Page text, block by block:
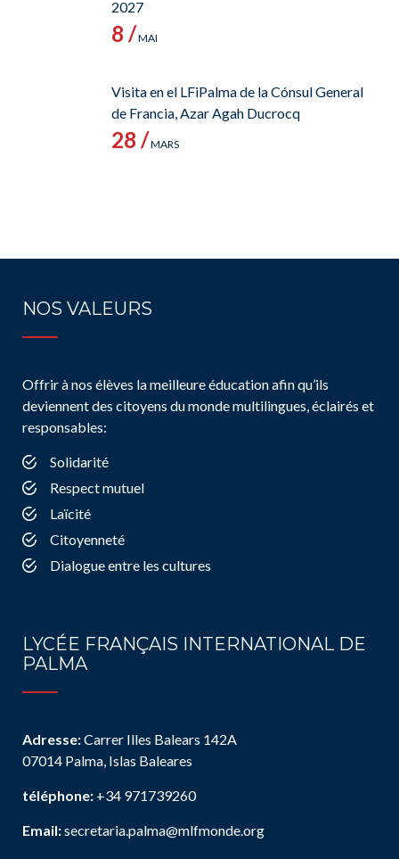
2027
8 /MAI
Visita en el LFiPalma de la Cónsul General
de Francia, Azar Agah Ducrocq
28 /MARS
NOS VALEURS
Offrir à nos élèves la meilleure éducation afin qu’ils
deviennent des citoyens du monde multilingues, éclairés et
responsables:
Solidarité
Respect mutuel
Laïcité
Citoyenneté
Dialogue entre les cultures
LYCÉE FRANÇAIS INTERNATIONAL DE
PALMA
Adresse:Carrer Illes Balears 142A
07014 Palma, Islas Baleares
téléphone: +34 971739260
Email:secretaria.palma@mlfmonde.org